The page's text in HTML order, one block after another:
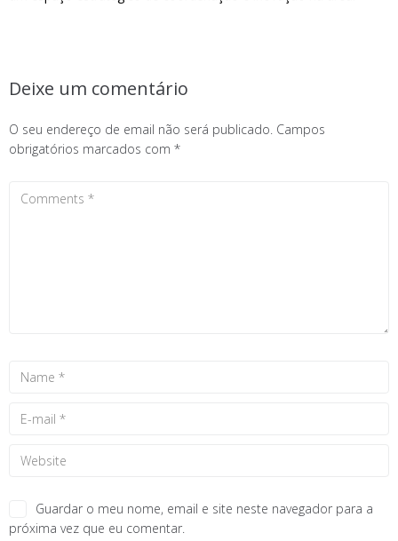
Deixe um comentário
O seu endereço de email não será publicado. Campos
obrigatórios marcados com *
Guardar o meu nome, email e site neste navegador para a
próxima vez que eu comentar.